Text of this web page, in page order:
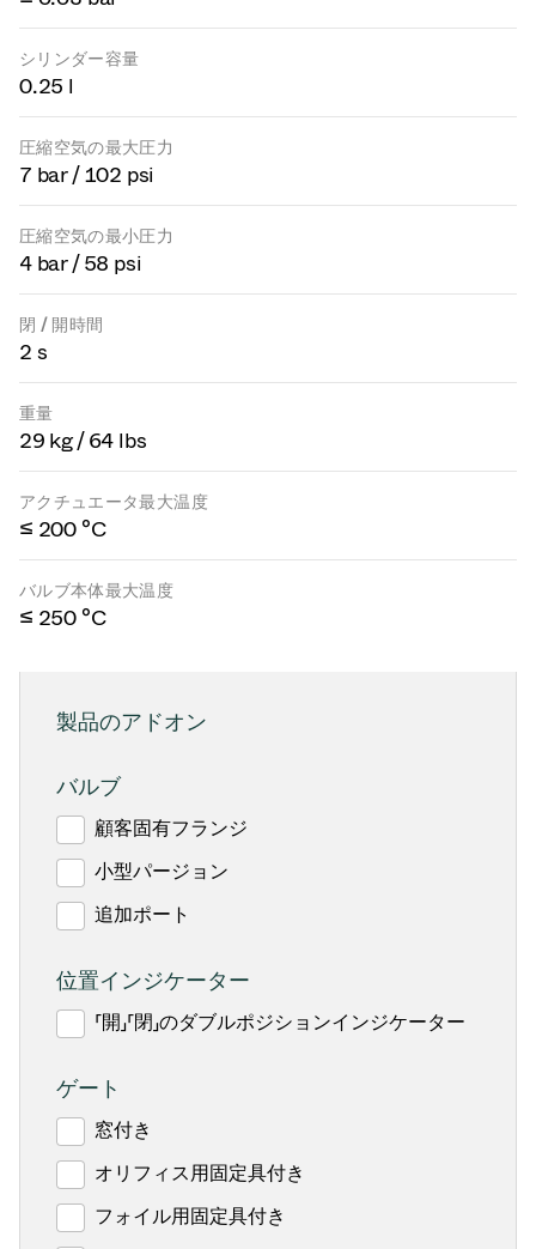
シリンダー容量
0.25 l
圧縮空気の最大圧力
7 bar / 102 psi
圧縮空気の最小圧力
4 bar / 58 psi
閉 / 開時間
2 s
重量
29 kg / 64 lbs
アクチュエータ最大温度
≤ 200 °C
バルブ本体最大温度
≤ 250 °C
製品のアドオン
バルブ
顧客固有フランジ
小型パージョン
追加ポート
位置インジケーター
「開」「閉」のダブルポジションインジケーター
ゲート
窓付き
オリフィス用固定具付き
フォイル用固定具付き